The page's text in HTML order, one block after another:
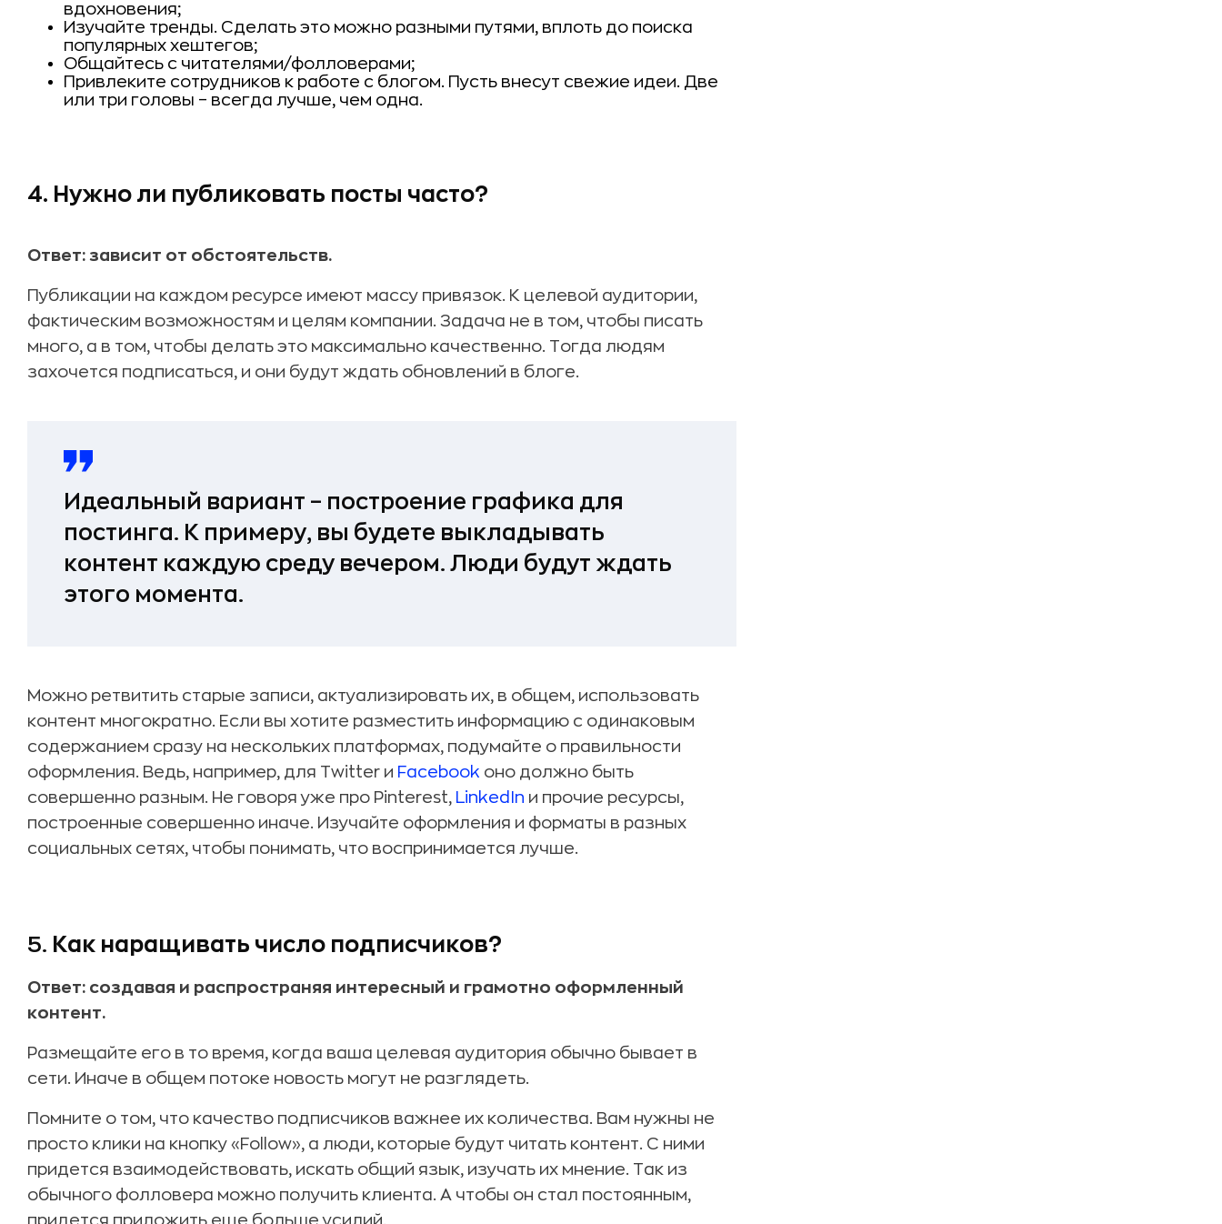
вдохновения;
Изучайте тренды. Сделать это можно разными путями, вплоть до поиска
популярных хештегов;
Общайтесь с читателями/фолловерами;
Привлеките сотрудников к работе с блогом. Пусть внесут свежие идеи. Две
или три головы – всегда лучше, чем одна.
4. Нужно ли публиковать посты часто?
Ответ: зависит от обстоятельств.
Публикации на каждом ресурсе имеют массу привязок. К целевой аудитории,
фактическим возможностям и целям компании. Задача не в том, чтобы писать
много, а в том, чтобы делать это максимально качественно. Тогда людям
захочется подписаться, и они будут ждать обновлений в блоге.
Идеальный вариант – построение графика для
постинга. К примеру, вы будете выкладывать
контент каждую среду вечером. Люди будут ждать
этого момента.
Можно ретвитить старые записи, актуализировать их, в общем, использовать
контент многократно. Если вы хотите разместить информацию с одинаковым
содержанием сразу на нескольких платформах, подумайте о правильности
оформления. Ведь, например, для Twitter и Facebook оно должно быть
совершенно разным. Не говоря уже про Pinterest, LinkedIn и прочие ресурсы,
построенные совершенно иначе. Изучайте оформления и форматы в разных
социальных сетях, чтобы понимать, что воспринимается лучше.
5. Как наращивать число подписчиков?
Ответ: создавая и распространяя интересный и грамотно оформленный
контент.
Размещайте его в то время, когда ваша целевая аудитория обычно бывает в
сети. Иначе в общем потоке новость могут не разглядеть.
Помните о том, что качество подписчиков важнее их количества. Вам нужны не
просто клики на кнопку «Follow», а люди, которые будут читать контент. С ними
придется взаимодействовать, искать общий язык, изучать их мнение. Так из
обычного фолловера можно получить клиента. А чтобы он стал постоянным,
придется приложить еще больше усилий.